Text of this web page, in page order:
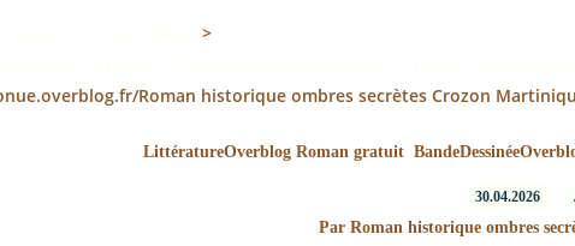
>
Roman historique ombres secrètes Crozon
LittératureOverblog Roman gratuit
30.04.2026
Par Roman historique ombres